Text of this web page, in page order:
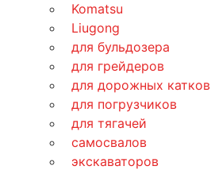
Komatsu
Liugong
для бульдозера
для грейдеров
для дорожных катков
для погрузчиков
для тягачей
самосвалов
экскаваторов